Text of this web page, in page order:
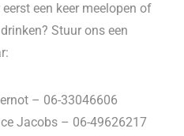
een keer meelopen of
Stuur ons een
– 06-33046606
Jacobs – 06-49626217